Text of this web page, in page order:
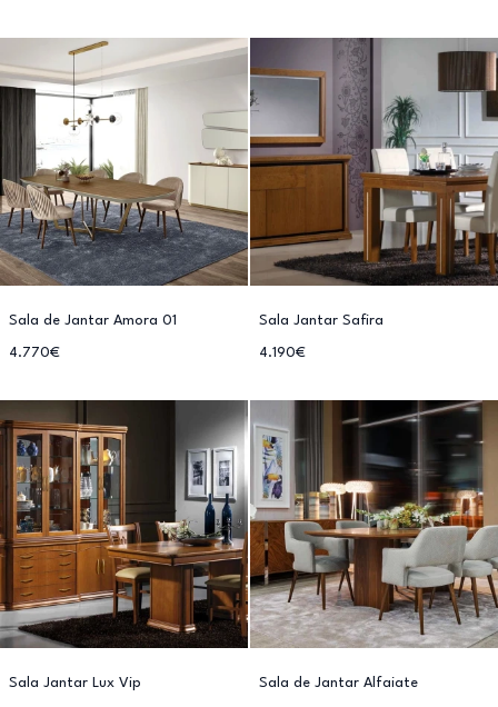
Sala de Jantar Amora 01
4.770€
Sala Jantar Safira
4.190€
Sala Jantar Lux Vip Sala de Jantar Alfaiate